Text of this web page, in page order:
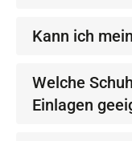
Kann ich
Welche
Einlagen